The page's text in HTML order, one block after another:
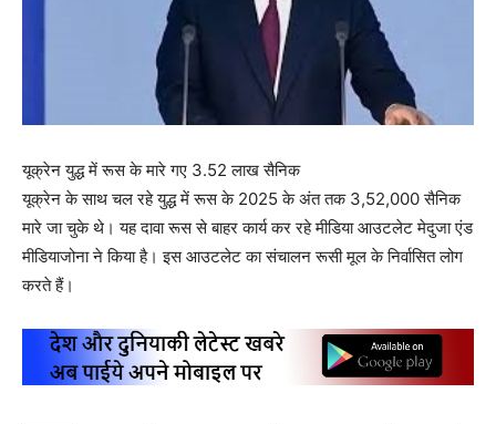
यूक्रेन युद्ध में रूस के मारे गए 3.52 लाख सैनिक
यूक्रेन के साथ चल रहे युद्ध में रूस के 2025 के अंत तक 3,52,000 सैनिक
मारे जा चुके थे। यह दावा रूस से बाहर कार्य कर रहे मीडिया आउटलेट मेदुजा एंड
मीडियाजोना ने किया है। इस आउटलेट का संचालन रूसी मूल के निर्वासित लोग
करते हैं।